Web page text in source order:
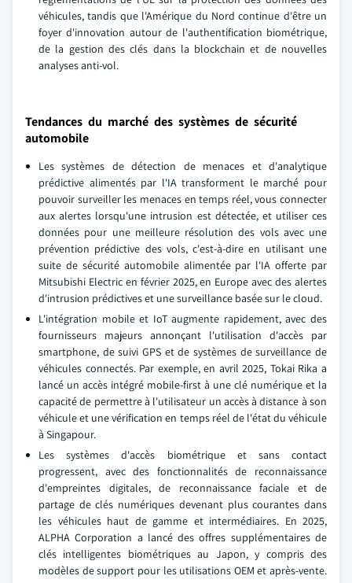
véhicules, tandis que l'Amérique du Nord continue d'être un
foyer d'innovation autour de l'authentification biométrique,
de la gestion des clés dans la blockchain et de nouvelles
analyses anti-vol.
Tendances du marché des systèmes de sécurité
automobile
Les systèmes de détection de menaces et d'analytique
prédictive alimentés par l'IA transforment le marché pour
pouvoir surveiller les menaces en temps réel, vous connecter
aux alertes lorsqu'une intrusion est détectée, et utiliser ces
données pour une meilleure résolution des vols avec une
prévention prédictive des vols, c'est-à-dire en utilisant une
suite de sécurité automobile alimentée par l'IA offerte par
Mitsubishi Electric en février 2025, en Europe avec des alertes
d'intrusion prédictives et une surveillance basée sur le cloud.
L'intégration mobile et IoT augmente rapidement, avec des
fournisseurs majeurs annonçant l'utilisation d'accès par
smartphone, de suivi GPS et de systèmes de surveillance de
véhicules connectés. Par exemple, en avril 2025, Tokai Rika a
lancé un accès intégré mobile-first à une clé numérique et la
capacité de permettre à l'utilisateur un accès à distance à son
véhicule et une vérification en temps réel de l'état du véhicule
à Singapour.
Les systèmes d'accès biométrique et sans contact
progressent, avec des fonctionnalités de reconnaissance
d'empreintes digitales, de reconnaissance faciale et de
partage de clés numériques devenant plus courantes dans
les véhicules haut de gamme et intermédiaires. En 2025,
ALPHA Corporation a lancé des offres supplémentaires de
clés intelligentes biométriques au Japon, y compris des
modèles de support pour les utilisations OEM et après-vente.